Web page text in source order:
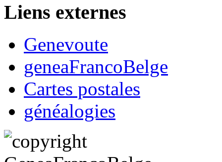
Liens externes
Genevoute
geneaFrancoBelge
Cartes postales
généalogies